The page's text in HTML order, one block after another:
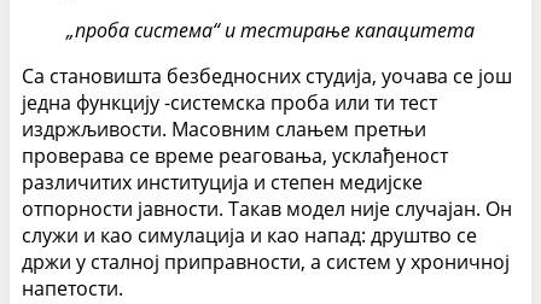
„проба система“ и тестирање капацитета
Са становишта безбедносних студија, уочава се још
једна функцију -системска проба или ти тест
издржљивости. Масовним слањем претњи
проверава се време реаговања, усклађеност
различитих институција и степен медијске
отпорности јавности. Такав модел није случајан. Он
служи и као симулација и као напад: друштво се
држи у сталној приправности, а систем у хроничној
напетости.